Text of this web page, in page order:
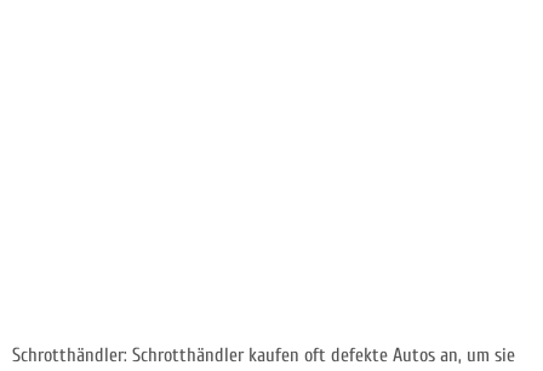
Schrotthändler: Schrotthändler kaufen oft defekte Autos an, um sie